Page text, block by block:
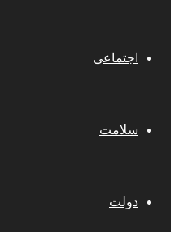
اجتماعی
سلامت
دولت